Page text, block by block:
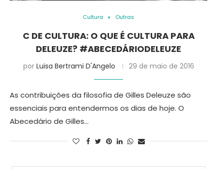
Cultura Outras
C DE CULTURA: O QUE É CULTURA PARA
DELEUZE? #ABECEDÁRIODELEUZE
por Luisa Bertrami D'Angelo 29 de maio de 2016
As contribuições da filosofia de Gilles Deleuze são
essenciais para entendermos os dias de hoje. O
Abecedário de Gilles…